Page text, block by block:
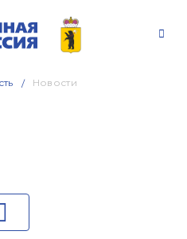
Новости